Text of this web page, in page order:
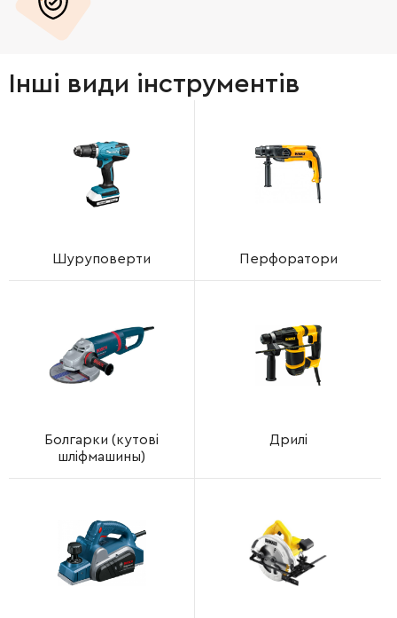
Інші види інструментів
Шуруповерти Перфоратори
Болгарки (кутові
шліфмашины)
Дрилі